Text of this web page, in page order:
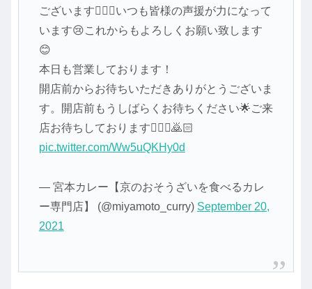
ございます🙇🏻‍♀️いつも皆様の声援が力になって
います😢これからもよろしくお願い致します
😊
本日も営業しております！
開店前からお待ちいただきありがとうございま
す。開店前もうしばらくお待ちください🌟ご来
店お待ちしております🙇🏻‍♀️🙇🏻
pic.twitter.com/Ww5uQKHy0d
— 宮本カレー【京のおそうざいを食べるカレ
ー専門店】 (@miyamoto_curry) September 20,
2021